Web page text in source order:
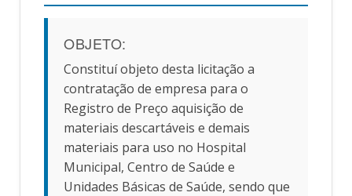
OBJETO:
Constituí objeto desta licitação a
contratação de empresa para o
Registro de Preço aquisição de
materiais descartáveis e demais
materiais para uso no Hospital
Municipal, Centro de Saúde e
Unidades Básicas de Saúde, sendo que